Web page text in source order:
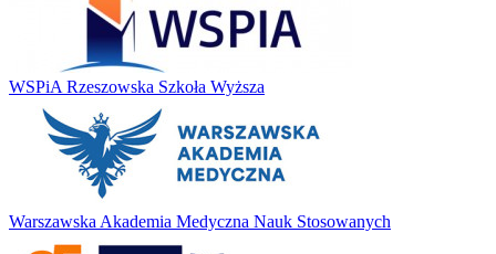
WSPiA Rzeszowska Szkoła Wyższa
Warszawska Akademia Medyczna Nauk Stosowanych